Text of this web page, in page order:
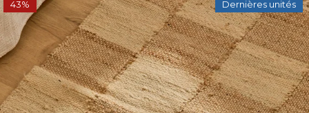
Dernières unités
43%